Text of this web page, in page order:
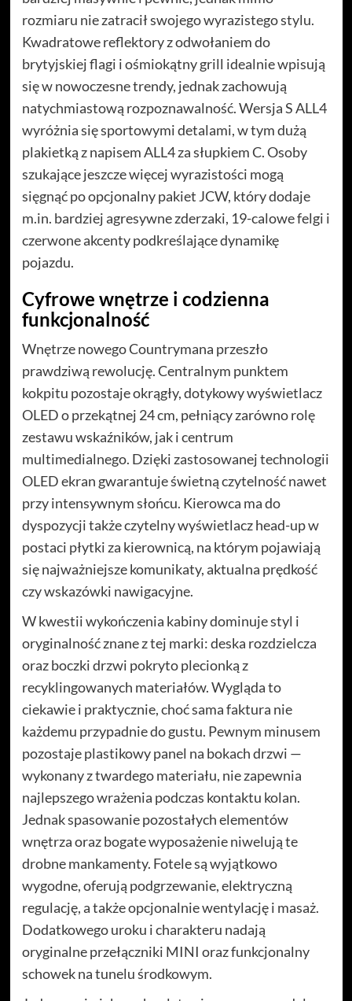
rozmiaru nie zatracił swojego wyrazistego stylu.
Kwadratowe reflektory z odwołaniem do
brytyjskiej flagi i ośmiokątny grill idealnie wpisują
się w nowoczesne trendy, jednak zachowują
natychmiastową rozpoznawalność. Wersja S ALL4
wyróżnia się sportowymi detalami, w tym dużą
plakietką z napisem ALL4 za słupkiem C. Osoby
szukające jeszcze więcej wyrazistości mogą
sięgnąć po opcjonalny pakiet JCW, który dodaje
m.in. bardziej agresywne zderzaki, 19-calowe felgi i
czerwone akcenty podkreślające dynamikę
pojazdu.
Cyfrowe wnętrze i codzienna
funkcjonalność
Wnętrze nowego Countrymana przeszło
prawdziwą rewolucję. Centralnym punktem
kokpitu pozostaje okrągły, dotykowy wyświetlacz
OLED o przekątnej 24 cm, pełniący zarówno rolę
zestawu wskaźników, jak i centrum
multimedialnego. Dzięki zastosowanej technologii
OLED ekran gwarantuje świetną czytelność nawet
przy intensywnym słońcu. Kierowca ma do
dyspozycji także czytelny wyświetlacz head-up w
postaci płytki za kierownicą, na którym pojawiają
się najważniejsze komunikaty, aktualna prędkość
czy wskazówki nawigacyjne.
W kwestii wykończenia kabiny dominuje styl i
oryginalność znane z tej marki: deska rozdzielcza
oraz boczki drzwi pokryto plecionką z
recyklingowanych materiałów. Wygląda to
ciekawie i praktycznie, choć sama faktura nie
każdemu przypadnie do gustu. Pewnym minusem
pozostaje plastikowy panel na bokach drzwi —
wykonany z twardego materiału, nie zapewnia
najlepszego wrażenia podczas kontaktu kolan.
Jednak spasowanie pozostałych elementów
wnętrza oraz bogate wyposażenie niwelują te
drobne mankamenty. Fotele są wyjątkowo
wygodne, oferują podgrzewanie, elektryczną
regulację, a także opcjonalnie wentylację i masaż.
Dodatkowego uroku i charakteru nadają
oryginalne przełączniki MINI oraz funkcjonalny
schowek na tunelu środkowym.